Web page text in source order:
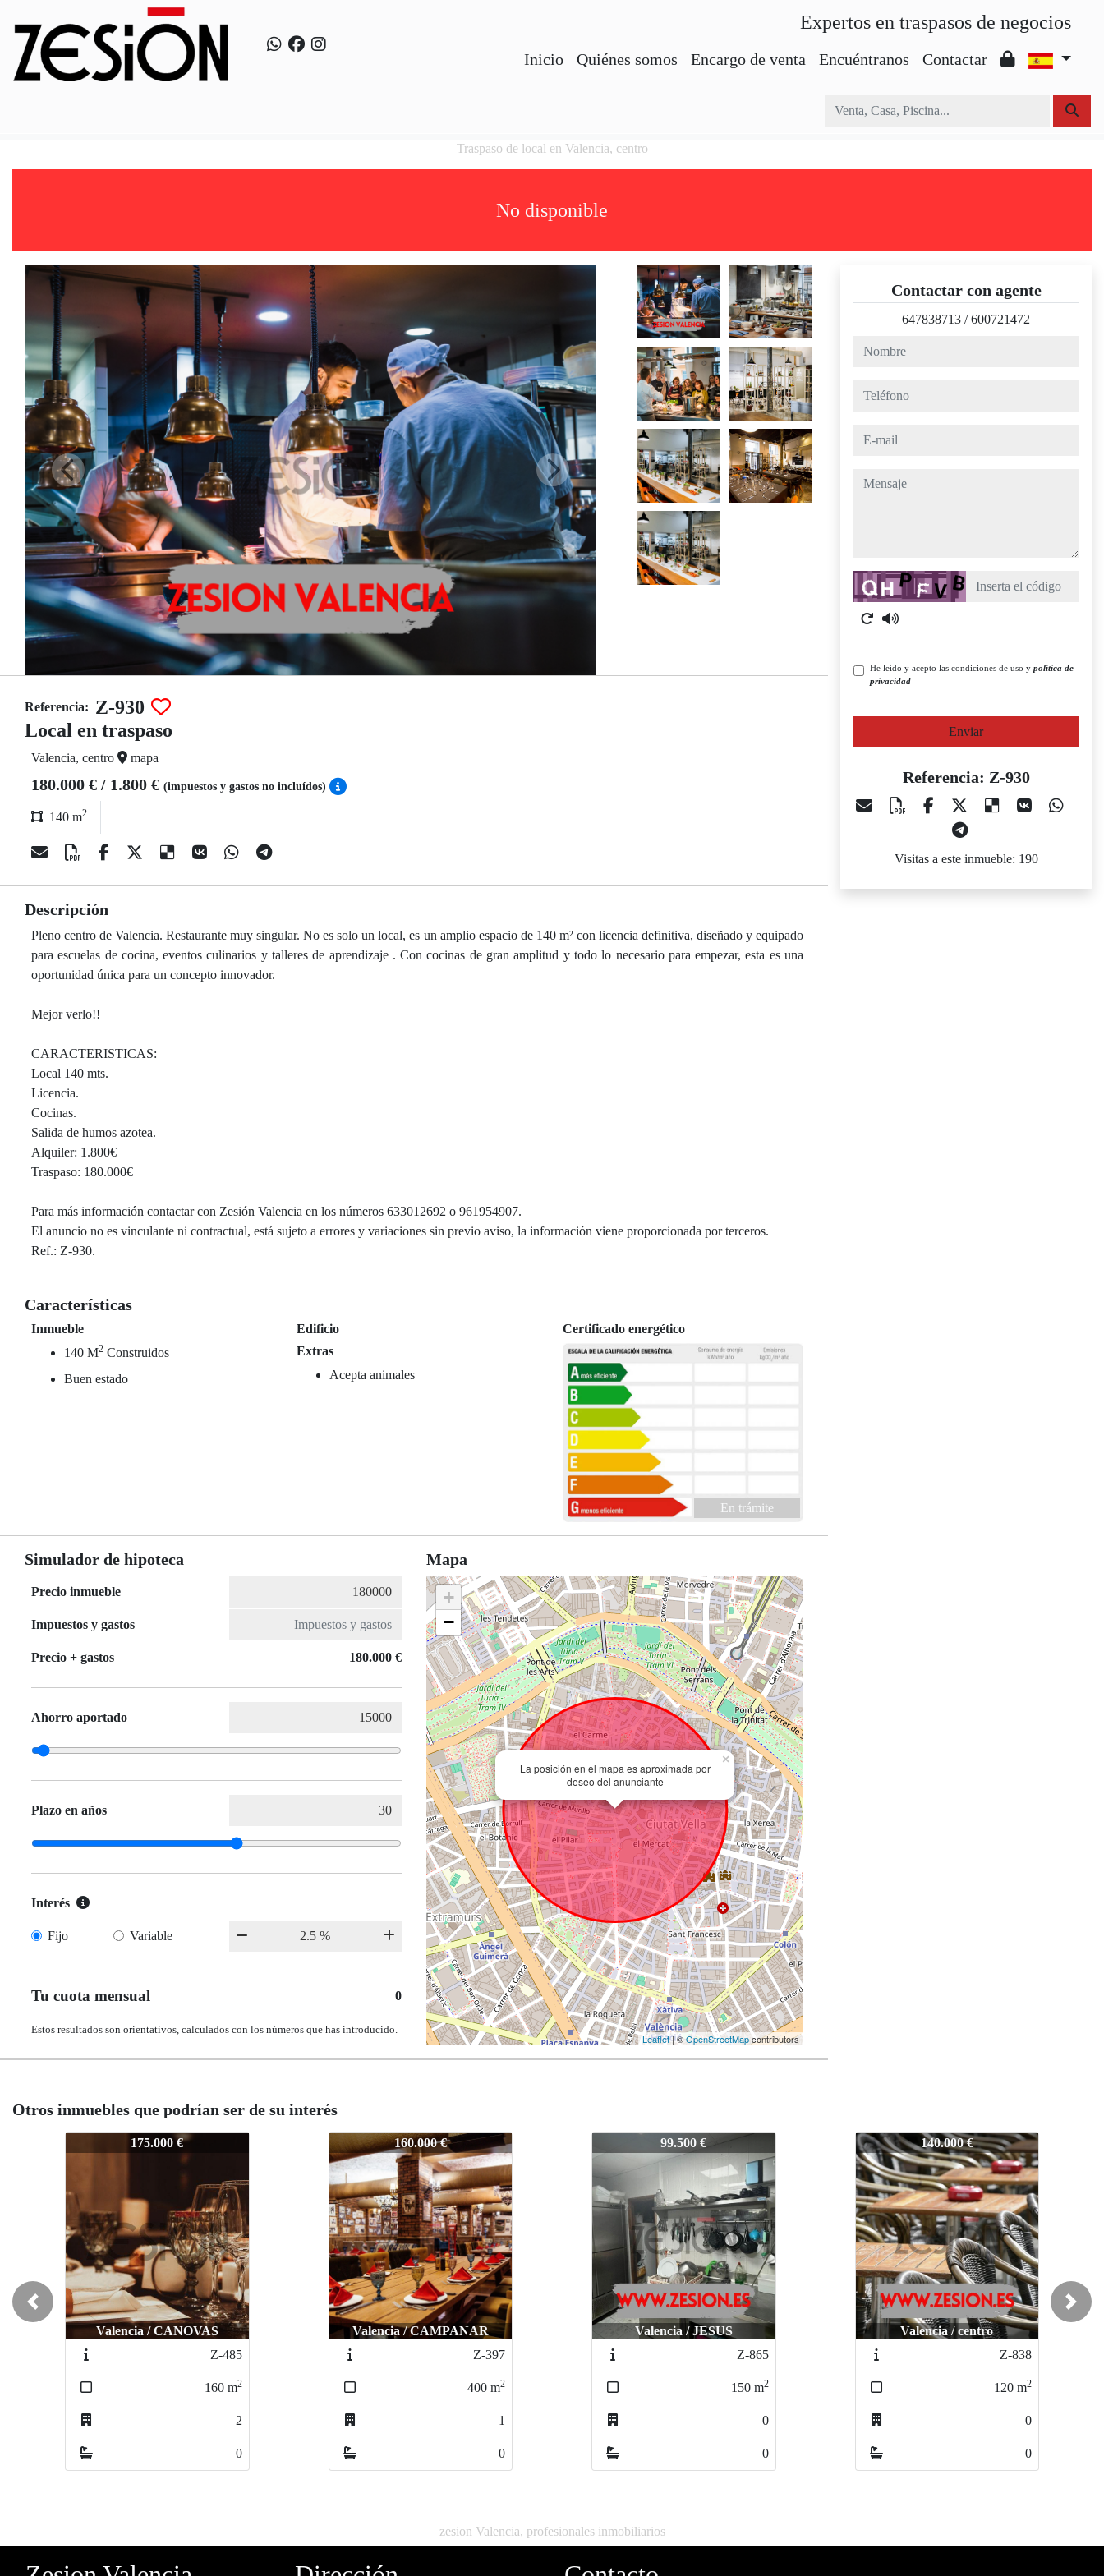
Expertos en traspasos de negocios
Inicio Quiénes somos Encargo de venta Encuéntranos Contactar
Traspaso de local en Valencia, centro
No disponible
Referencia: Z-930
Local en traspaso
Valencia, centro mapa
180.000 € / 1.800 € (impuestos y gastos no incluídos)
140 m2
Descripción
Pleno centro de Valencia. Restaurante muy singular. No es solo un local, es un amplio espacio de 140 m² con licencia definitiva, diseñado y equipado
para escuelas de cocina, eventos culinarios y talleres de aprendizaje . Con cocinas de gran amplitud y todo lo necesario para empezar, esta es una
oportunidad única para un concepto innovador.
Mejor verlo!!
CARACTERISTICAS:
Local 140 mts.
Licencia.
Cocinas.
Salida de humos azotea.
Alquiler: 1.800€
Traspaso: 180.000€
Para más información contactar con Zesión Valencia en los números 633012692 o 961954907.
El anuncio no es vinculante ni contractual, está sujeto a errores y variaciones sin previo aviso, la información viene proporcionada por terceros.
Ref.: Z-930.
Características
Inmueble
140 M2 Construidos
Buen estado
Edificio
Extras
Acepta animales
Certificado energético
En trámite
Simulador de hipoteca
Precio inmueble
Impuestos y gastos
Precio + gastos 180.000 €
Ahorro aportado
Plazo en años
Interés
Fijo Variable
Tu cuota mensual 0
Estos resultados son orientativos, calculados con los números que has introducido.
Mapa
La posición en el mapa es aproximada por
deseo del anunciante
×
+
−
Leaflet| ©OpenStreetMapcontributors
Contactar con agente
647838713 /600721472
nombre
teléfono
e-mail
mensaje
Captcha
He leído y acepto las condiciones de uso y política de
privacidad
Enviar
Referencia: Z-930
Visitas a este inmueble: 190
Otros inmuebles que podrían ser de su interés
160.000 €
Valencia / CAMPANAR
Z-397
400 m2
1
0
Z-930 99.500 €
Valencia / JESUS
Z-865
150m2
0
0
140.000 €
Valencia / centro
Z-838
120 m2
0
0
Z-930 260.000 €
L´Eliana / avenida las cortes
Z-892
150m2
0
0
Previous Next
zesion Valencia, profesionales inmobiliarios